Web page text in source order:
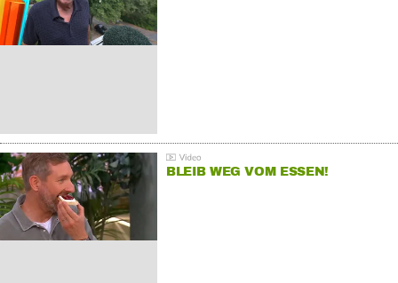
BLEIB WEG VOM ESSEN!